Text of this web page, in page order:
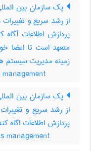
یک سازمان بین
از رشد سریع و
پردازش اطلاعات
متعهد است تا اعضا
زمینه مدیریت سیستم
یک سازمان بین
از رشد سریع و
پردازش اطلاعات اگاه
management